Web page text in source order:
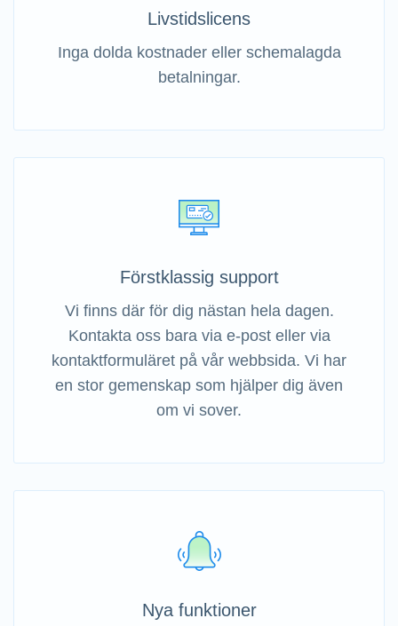
Livstidslicens
Inga dolda kostnader eller schemalagda
betalningar.
Förstklassig support
Vi finns där för dig nästan hela dagen.
Kontakta oss bara via e-post eller via
kontaktformuläret på vår webbsida. Vi har
en stor gemenskap som hjälper dig även
om vi sover.
Nya funktioner